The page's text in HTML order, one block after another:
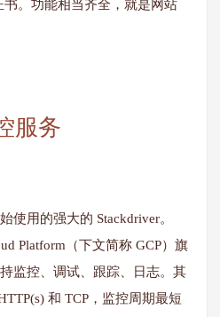
书。功能相当齐全，就是网站
服务
使用的强大的 Stackdriver。
Platform（下文简称 GCP）旗
监控、调试、跟踪、日志。其
和 TCP，监控周期最短